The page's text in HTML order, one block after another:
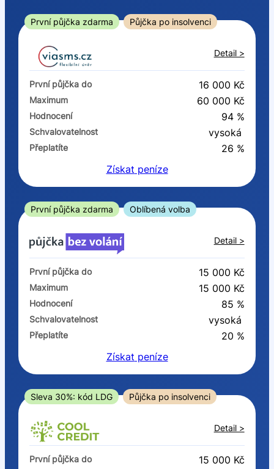
Od
První půjčka zdarma
–
ano
Ve zkušebce
ano
ne
V exekuci
ano
ne
Po insolvenci
V hotovosti
ano
První půjčka zdarma Půjčka po insolvenci
Detail >
První půjčka do 16 000 Kč
Maximum 60 000 Kč
Hodnocení 94 %
Schvalovatelnost vysoká
Přeplatíte
26 %
Získat peníze
První půjčka zdarma Oblíbená volba
Detail >
První půjčka do 15 000 Kč
Maximum 15 000 Kč
Hodnocení 85 %
Schvalovatelnost vysoká
Přeplatíte
20 %
Získat peníze
Sleva 30%: kód LDG Půjčka po insolvenci
Detail >
První půjčka do 15 000 Kč